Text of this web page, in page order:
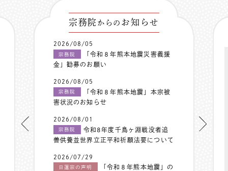
宗務院 からの お知らせ
2026/08/05
宗務院
「令和８年熊本地震災害義援
金」勧募のお願い
2026/08/05
宗務院
「令和８年熊本地震」本宗被
害状況のお知らせ
2026/08/01
宗務院
令和8年度千鳥ヶ淵戦没者追
善供養並世界立正平和祈願法要について
2026/07/29
日蓮宗の声明
「令和８年熊本地震」の